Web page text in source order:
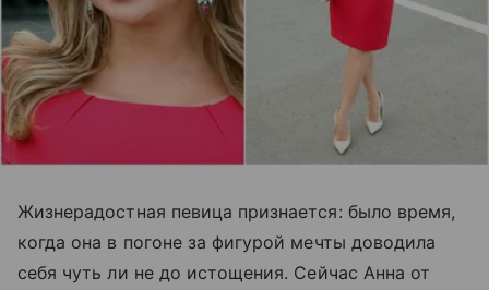
Жизнерадостная певица признается: было время,
когда она в погоне за фигурой мечты доводила
себя чуть ли не до истощения. Сейчас Анна от